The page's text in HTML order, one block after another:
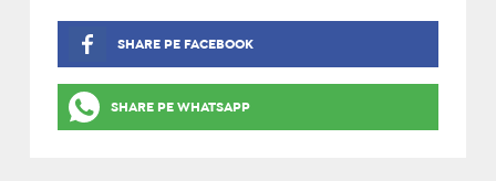
SHARE PE FACEBOOK
SHARE PE WHATSAPP